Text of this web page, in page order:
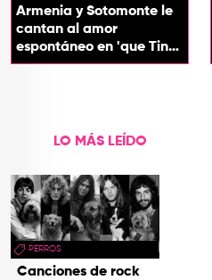
Armenia y Sotomonte le
cantan al amor
espontáneo en 'que Tin
que Tan'
LO MÁS LEÍDO
PERROS
Canciones de rock